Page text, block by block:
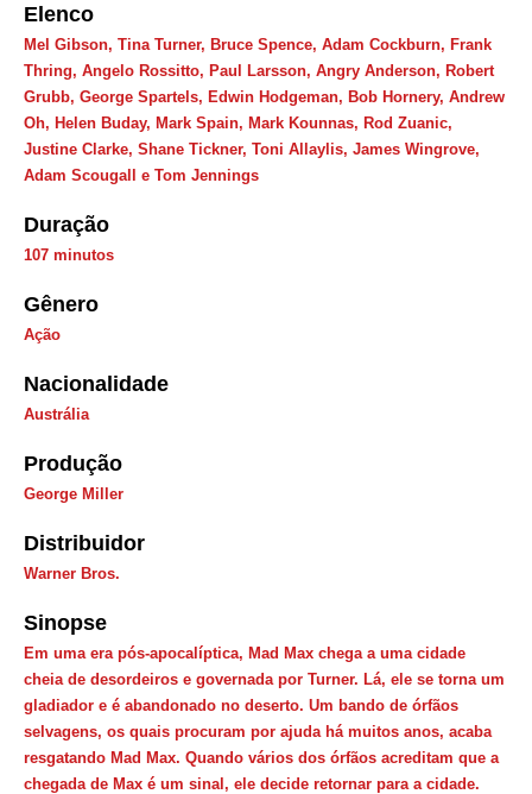
Elenco
Mel Gibson, Tina Turner, Bruce Spence, Adam Cockburn, Frank
Thring, Angelo Rossitto, Paul Larsson, Angry Anderson, Robert
Grubb, George Spartels, Edwin Hodgeman, Bob Hornery, Andrew
Oh, Helen Buday, Mark Spain, Mark Kounnas, Rod Zuanic,
Justine Clarke, Shane Tickner, Toni Allaylis, James Wingrove,
Adam Scougall e Tom Jennings
Duração
107 minutos
Gênero
Ação
Nacionalidade
Austrália
Produção
George Miller
Distribuidor
Warner Bros.
Sinopse
Em uma era pós-apocalíptica, Mad Max chega a uma cidade
cheia de desordeiros e governada por Turner. Lá, ele se torna um
gladiador e é abandonado no deserto. Um bando de órfãos
selvagens, os quais procuram por ajuda há muitos anos, acaba
resgatando Mad Max. Quando vários dos órfãos acreditam que a
chegada de Max é um sinal, ele decide retornar para a cidade.